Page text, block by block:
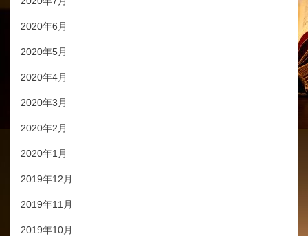
2020年6月
2020年5月
2020年4月
2020年3月
2020年2月
2020年1月
2019年12月
2019年11月
2019年10月